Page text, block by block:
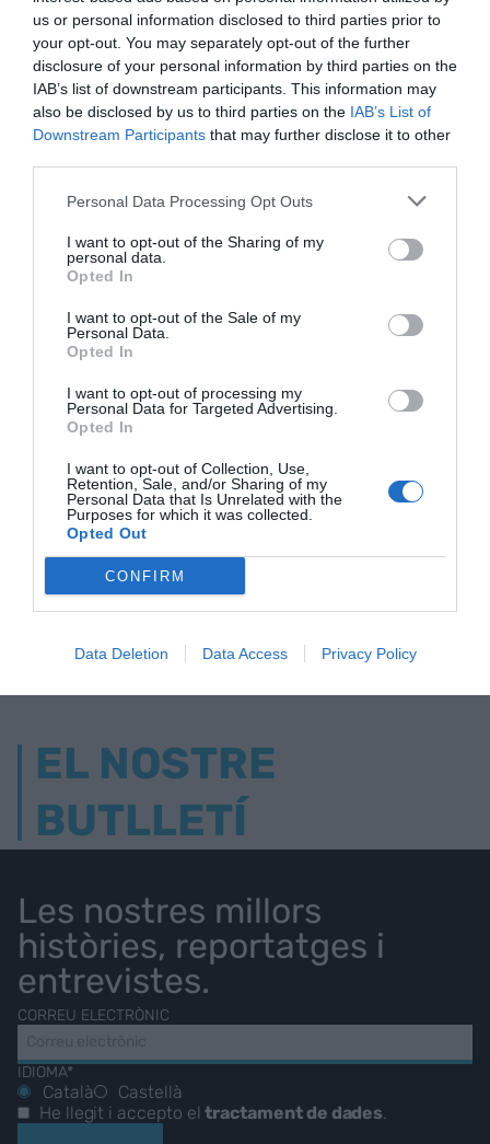
us or personal information disclosed to third parties prior to
your opt-out. You may separately opt-out of the further
disclosure of your personal information by third parties on the
IAB’s list of downstream participants. This information may
also be disclosed by us to third parties on the IAB’s List of
Downstream Participants that may further disclose it to other
Personal Data Processing Opt Outs
I want to opt-out of the Sharing of my
personal data.
Opted In
I want to opt-out of the Sale of my
Personal Data.
Opted In
I want to opt-out of processing my
Personal Data for Targeted Advertising.
Opted In
I want to opt-out of Collection, Use,
Retention, Sale, and/or Sharing of my
Personal Data that Is Unrelated with the
Purposes for which it was collected.
Opted Out
CONFIRM
Data Deletion Data Access Privacy Policy
RELACIONADES
L'immobiliari brindaHabitatge assequible: una
ELS MÉS LLEGITS
AVUI DESTAQUEM
EL NOSTRE
BUTLLETÍ
Les nostres millors
històries, reportatges i
entrevistes.
CORREU ELECTRÒNIC
IDIOMA*
Català
Castellà
He llegit i accepto eltractament de dades.